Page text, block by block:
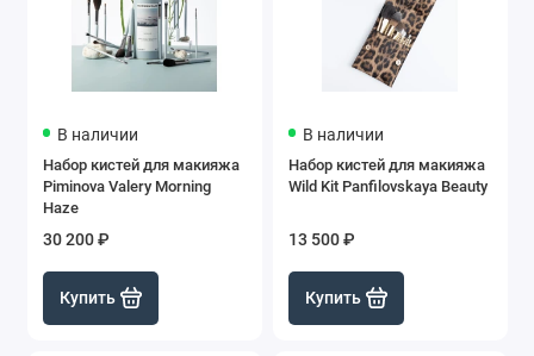
В наличии
Набор кистей для макияжа
Piminova Valery Morning
Haze
30 200 ₽
Купить
В наличии
Набор кистей для макияжа
Wild Kit Panfilovskaya Beauty
13 500 ₽
Купить